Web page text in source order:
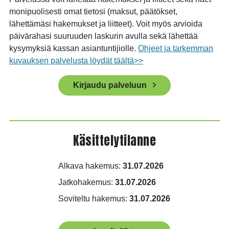
monipuolisesti omat tietosi (maksut, päätökset,
lähettämäsi hakemukset ja liitteet). Voit myös arvioida
päivärahasi suuruuden laskurin avulla sekä lähettää
kysymyksiä kassan asiantuntijiolle. Ohjeet ja tarkemman
kuvauksen palvelusta löydät täältä>>
Kirjaudu palveluun
(Linkki
avautuu
välilehteen)
Käsittelytilanne
Alkava hakemus: 31.07.2026
Jatkohakemus: 31.07.2026
Soviteltu hakemus: 31.07.2026